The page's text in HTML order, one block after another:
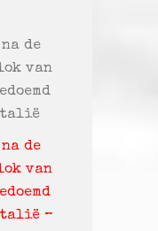
na de
van
na de
van
–